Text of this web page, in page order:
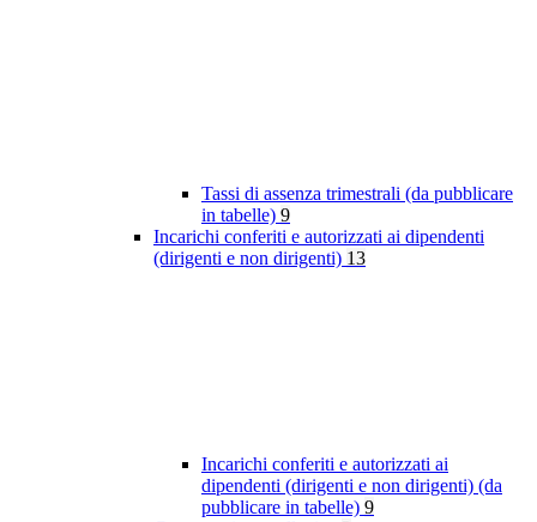
Tassi di assenza trimestrali (da pubblicare
in tabelle) 9
Incarichi conferiti e autorizzati ai dipendenti
(dirigenti e non dirigenti) 13
Incarichi conferiti e autorizzati ai
dipendenti (dirigenti e non dirigenti) (da
pubblicare in tabelle) 9